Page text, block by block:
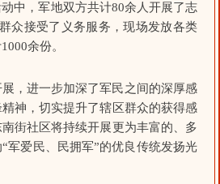
中，军地双方共计80余人开展了志
众接受了义务服务，现场发放各类
余份。
，进一步加深了军民之间的深厚感
神，切实提升了辖区群众的获得感
街社区将持续开展更为丰富的、多
军爱民、民拥军”的优良传统发扬光